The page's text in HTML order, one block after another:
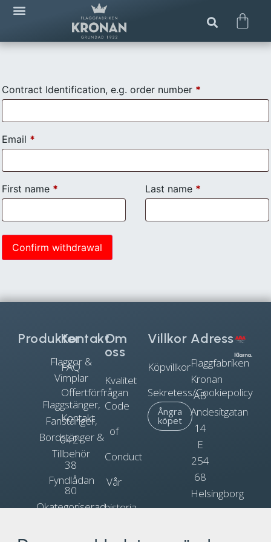
Contract Identification, e.g. order number *
Email *
Email
First name * Last name *
Confirm withdrawal
Adress
Flaggfabriken
Kronan
AB
Andesitgatan
14
E
254
68
Helsingborg
Kontakt
FAQ
Offertförfrågan
Kontakt
042-
38
80
Om
oss
Kvalitet
Code
of
Conduct
Vår
historia
Villkor
Köpvillkor
Sekretess/Cookiepolicy
Ångra
köpet
Produkter
Flaggor &
Vimplar
Flaggstänger,
Fanstänger,
Bordstänger &
Tillbehör
Fyndlådan
Okategoriserad